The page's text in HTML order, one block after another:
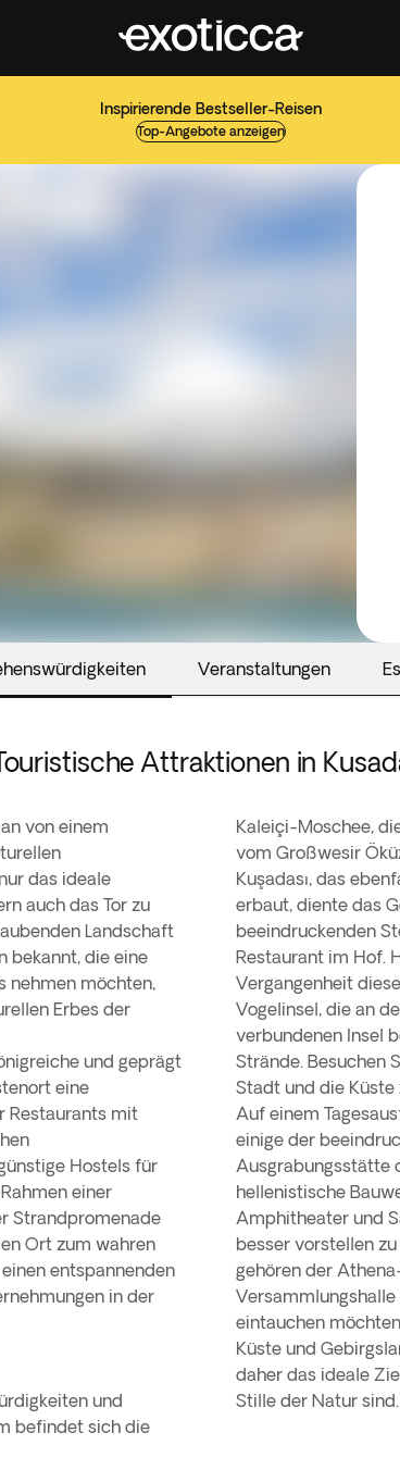
Inspirierende Bestseller-Reisen
Top-Angebote anzeigen
Veranstaltungen
Attraktionen in
von einem
das ideale
auch das Tor zu
Landschaft
bekannt, die eine
nehmen möchten,
Erbes der
und geprägt
eine
Restaurants mit
Hostels für
einer
Strandpromenade
Ort zum wahren
entspannenden
in der
und
befindet sich die
Kaleiçi-Moschee,
vom Großwesir
Kuşadası, das
erbaut, diente das
beeindruckenden
Restaurant im Hof.
Vergangenheit
Vogelinsel, die an
verbundenen Insel
Strände. Besuchen
Stadt und die Küste
Auf einem
einige der
Ausgrabungsstätte
hellenistische
Amphitheater und
besser vorstellen
gehören der
eintauchen
Küste und
daher das ideale
Stille der Natur sind.